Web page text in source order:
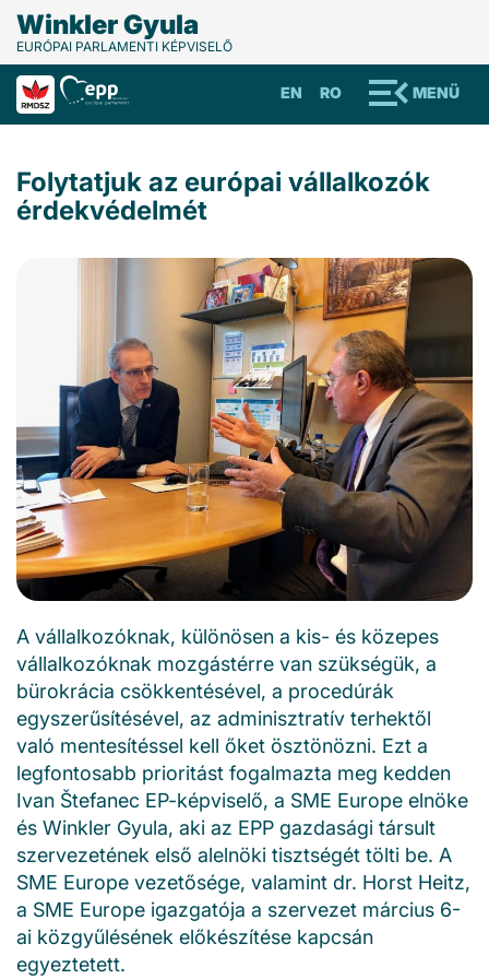
Winkler Gyula
EURÓPAI PARLAMENTI KÉPVISELŐ
MENÜ
RO
EN
Folytatjuk az európai vállalkozók
érdekvédelmét
A vállalkozóknak, különösen a kis- és közepes
vállalkozóknak mozgástérre van szükségük, a
bürokrácia csökkentésével, a procedúrák
egyszerűsítésével, az adminisztratív terhektől
való mentesítéssel kell őket ösztönözni. Ezt a
legfontosabb prioritást fogalmazta meg kedden
Ivan Štefanec EP-képviselő, a SME Europe elnöke
és Winkler Gyula, aki az EPP gazdasági társult
szervezetének első alelnöki tisztségét tölti be. A
SME Europe vezetősége, valamint dr. Horst Heitz,
a SME Europe igazgatója a szervezet március 6-
ai közgyűlésének előkészítése kapcsán
egyeztetett.